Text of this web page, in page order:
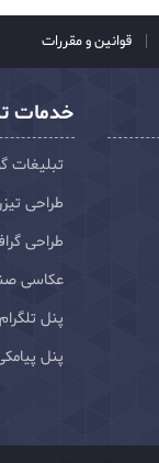
قوانین و مقررات
خدمات
تبلیغات
طراحی
طراحی
عکاسی
پنل
پنل